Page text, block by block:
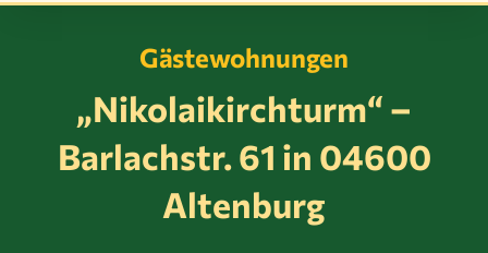
Gästewohnungen
„Nikolaikirchturm“ –
Barlachstr. 61 in 04600
Altenburg